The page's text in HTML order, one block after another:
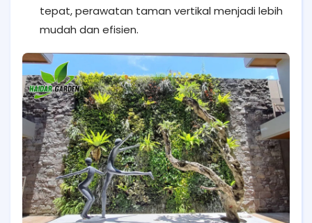
tepat, perawatan taman vertikal menjadi lebih
mudah dan efisien.